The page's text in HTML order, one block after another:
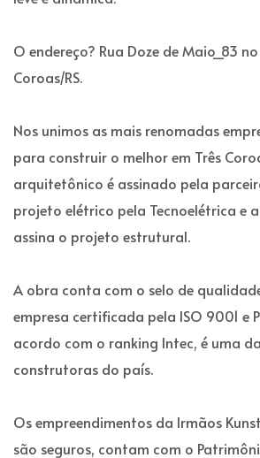
O endereço? Rua Doze de Maio_83
Coroas/RS.
Nos unimos as mais renomadas
para construir o melhor em Três
arquitetônico é assinado pela
projeto elétrico pela Tecnoelétrica e a
assina o projeto estrutural.
A obra conta com o selo de
empresa certificada pela ISO 9001 e
acordo com o ranking Intec, é uma
construtoras do país.
Os empreendimentos da Irmãos
são seguros, contam com o